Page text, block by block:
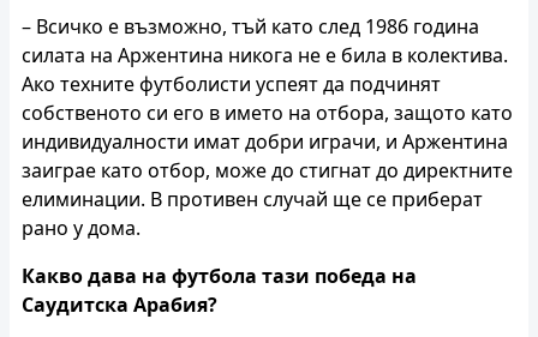
– Всичко е възможно, тъй като след 1986 година
силата на Аржентина никога не е била в колектива.
Ако техните футболисти успеят да подчинят
собственото си его в името на отбора, защото като
индивидуалности имат добри играчи, и Аржентина
заиграе като отбор, може до стигнат до директните
елиминации. В противен случай ще се приберат
рано у дома.
Какво дава на футбола тази победа на
Саудитска Арабия?